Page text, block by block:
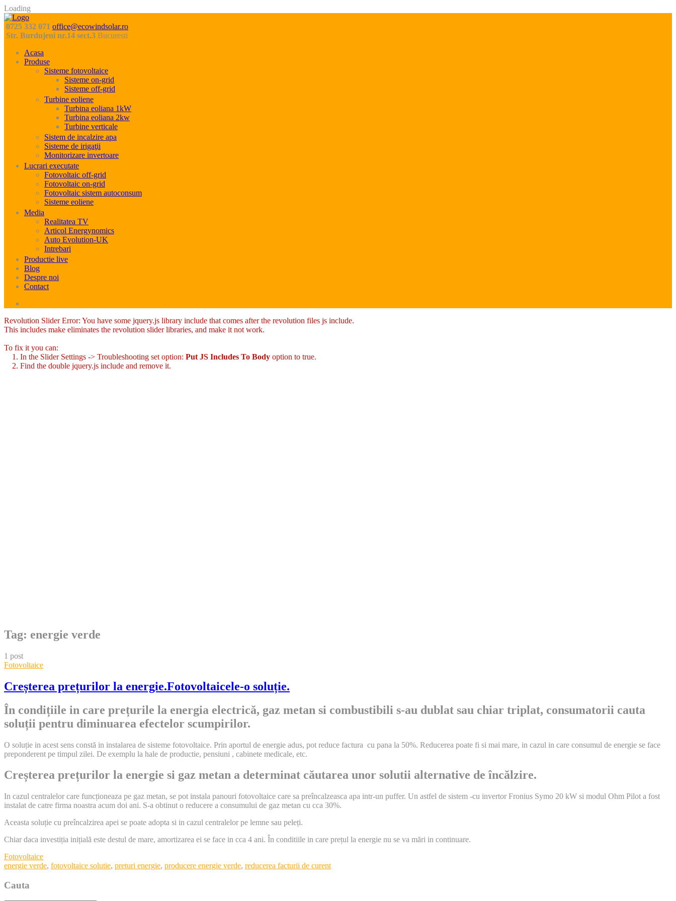
Loading
0725 332 071 office@ecowindsolar.ro
Str. Burdujeni nr.14 sect.3 Bucuresti
Acasa
Produse
Sisteme fotovoltaice
Sisteme on-grid
Sisteme off-grid
Turbine eoliene
Turbina eoliana 1kW
Turbina eoliana 2kw
Turbine verticale
Sistem de incalzire apa
Sisteme de irigaţii
Monitorizare invertoare
Lucrari executate
Fotovoltaic off-grid
Fotovoltaic on-grid
Fotovoltaic sistem autoconsum
Sisteme eoliene
Media
Realitatea TV
Articol Energynomics
Auto Evolution-UK
Intrebari
Productie live
Blog
Despre noi
Contact
Revolution Slider Error: You have some jquery.js library include that comes after the revolution files js include.
This includes make eliminates the revolution slider libraries, and make it not work.
To fix it you can:
1. In the Slider Settings -> Troubleshooting set option: Put JS Includes To Body option to true.
2. Find the double jquery.js include and remove it.
Skip
to
Tag: energie verde
1 post
Fotovoltaice
Creșterea prețurilor la energie.Fotovoltaicele-o soluție.
În condițiile in care prețurile la energia electrică, gaz metan si combustibili s-au dublat sau chiar triplat, consumatorii cauta
soluții pentru diminuarea efectelor scumpirilor.
O soluție in acest sens constă in instalarea de sisteme fotovoltaice. Prin aportul de energie adus, pot reduce factura cu pana la 50%. Reducerea poate fi si mai mare, in cazul in care consumul de energie se face
preponderent pe timpul zilei. De exemplu la hale de productie, pensiuni , cabinete medicale, etc.
Creșterea prețurilor la energie si gaz metan a determinat căutarea unor solutii alternative de încălzire.
In cazul centralelor care funcționeaza pe gaz metan, se pot instala panouri fotovoltaice care sa preîncalzeasca apa intr-un puffer. Un astfel de sistem -cu invertor Fronius Symo 20 kW si modul Ohm Pilot a fost
instalat de catre firma noastra acum doi ani. S-a obtinut o reducere a consumului de gaz metan cu cca 30%.
Aceasta soluție cu preîncalzirea apei se poate adopta si in cazul centralelor pe lemne sau peleți.
Chiar daca investiția inițială este destul de mare, amortizarea ei se face in cca 4 ani. În conditiile in care prețul la energie nu se va mări in continuare.
Categories
Fotovoltaice
Tags
energie verde, fotovoltaice solutie, preturi energie, producere energie verde, reducerea facturii de curent
Cauta